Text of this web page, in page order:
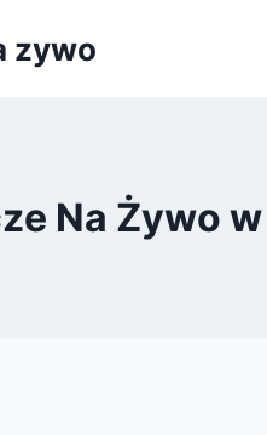
zywo
Na Żywo